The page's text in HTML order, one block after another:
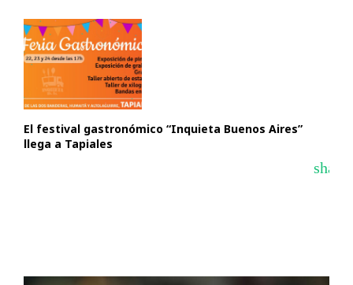
El festival gastronómico “Inquieta Buenos Aires”
llega a Tapiales
share